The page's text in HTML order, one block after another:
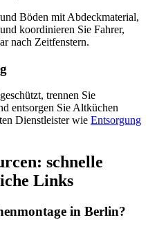
Böden mit Abdeckmaterial,
koordinieren Sie Fahrer,
nach Zeitfenstern.
trennen Sie
entsorgen Sie Altküchen
Dienstleister wie Entsorgung
schnelle
Links
in Berlin?